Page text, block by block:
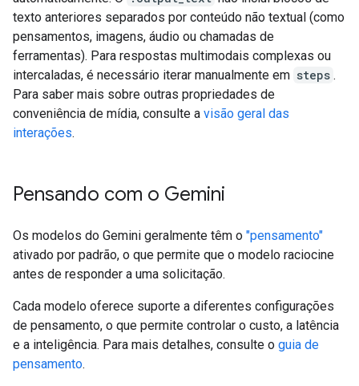
texto anteriores separados por conteúdo não textual (como
pensamentos, imagens, áudio ou chamadas de
ferramentas). Para respostas multimodais complexas ou
intercaladas, é necessário iterar manualmente em steps .
Para saber mais sobre outras propriedades de
conveniência de mídia, consulte a visão geral das
interações.
Pensando com o Gemini
Os modelos do Gemini geralmente têm o "pensamento"
ativado por padrão, o que permite que o modelo raciocine
antes de responder a uma solicitação.
Cada modelo oferece suporte a diferentes configurações
de pensamento, o que permite controlar o custo, a latência
e a inteligência. Para mais detalhes, consulte o guia de
pensamento.